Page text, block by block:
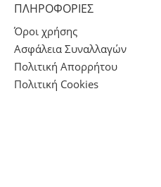
ΠΛΗΡΟΦΟΡΊΕΣ
Όροι χρήσης
Ασφάλεια Συναλλαγών
Πολιτική Απορρήτου
Πολιτική Cookies